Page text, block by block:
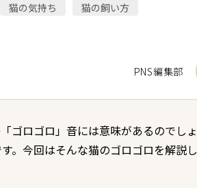
猫の気持ち 猫の飼い方
PNS編集部
ゴロゴロ」音には意味があるのでしょ
。今回はそんな猫のゴロゴロを解説し